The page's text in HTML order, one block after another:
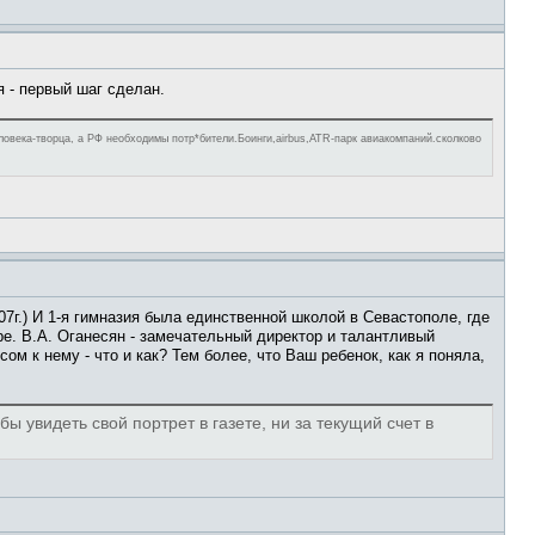
- первый шаг сделан.
творца, а РФ необходимы потр*бители.Боинги,airbus,ATR-парк авиакомпаний.сколково
И 1-я гимназия была единственной школой в Севастополе, где
В.А. Оганесян - замечательный директор и талантливый
к нему - что и как? Тем более, что Ваш ребенок, как я поняла,
увидеть свой портрет в газете, ни за текущий счет в